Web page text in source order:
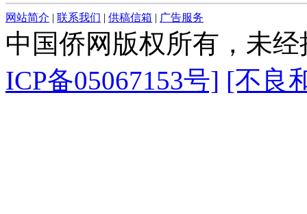
网站简介 | 联系我们 | 供稿信箱 | 广告服务
中国侨网版权所有，未
ICP备05067153号] [不良